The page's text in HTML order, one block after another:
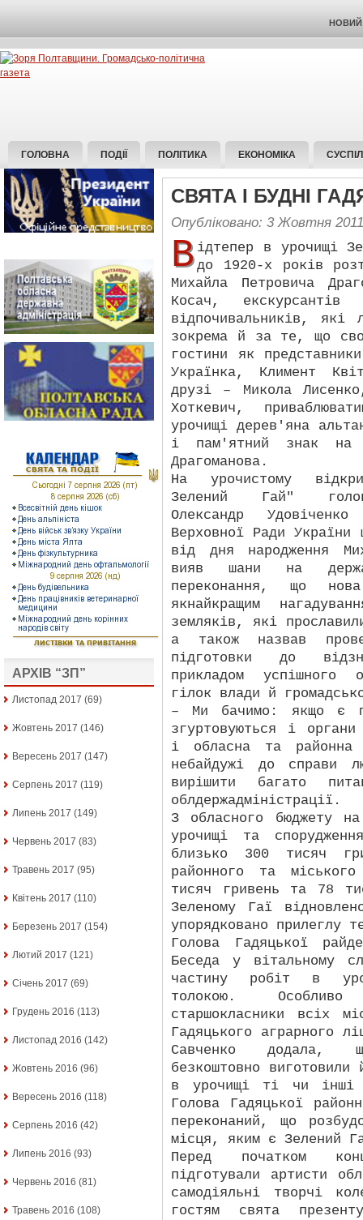
НОВИЙ
ГОЛОВНА ПОДІЇ ПОЛІТИКА ЕКОНОМІКА
АРХІВ “ЗП”
Листопад 2017 (69)
Жовтень 2017 (146)
Вересень 2017 (147)
Серпень 2017 (119)
Липень 2017 (149)
Червень 2017 (83)
Травень 2017 (95)
Квітень 2017 (110)
Березень 2017 (154)
Лютий 2017 (121)
Січень 2017 (69)
Грудень 2016 (113)
Листопад 2016 (142)
Жовтень 2016 (96)
Вересень 2016 (118)
Серпень 2016 (42)
Липень 2016 (93)
Червень 2016 (81)
Травень 2016 (108)
СВЯТА І БУДНІ
Опубліковано: 3 Жовтня 2011
В ідтепер в урочищі
до 1920-х років
Михайла Петровича
Косач,
відпочивальників,
зокрема й за те, що
гостини як
Українка, Климент
друзі – Микола
Хоткевич,
урочищі дерев'яна
і пам'ятний знак на
Драгоманова.
На урочистому
Зелений Гай"
Олександр
Верховної Ради України
від дня народження
вияв шани на
переконання, що
якнайкращим
земляків, які
а також назвав
підготовки до
прикладом успішного
гілок влади й
– Ми бачимо: якщо є
згуртовуються і
і обласна та
небайдужі до справи
вирішити багато
облдержадміністрації.
З обласного бюджету
урочищі та
близько 300 тисяч
районного та
тисяч гривень та 78
Зеленому Гаї
упорядковано прилеглу
Голова Гадяцької
Беседа у вітальному
частину робіт в
толокою. Особливо
старшокласники всіх
Гадяцького аграрного
Савченко додала,
безкоштовно
в урочищі ті чи інші
Голова Гадяцької
переконаний, що
місця, яким є Зелений
Перед початком
підготували артисти
самодіяльні творчі
гостям свята